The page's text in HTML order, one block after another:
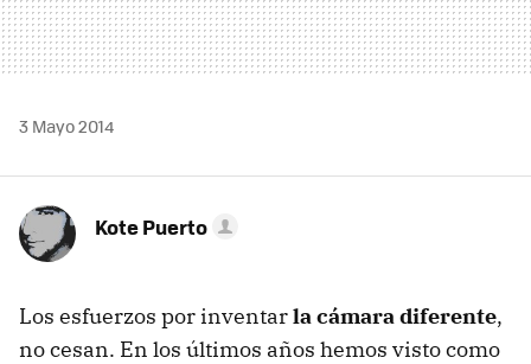
3 Mayo 2014
Kote Puerto
Los esfuerzos por inventarla cámara diferente,
no cesan. En los últimos años hemos visto como